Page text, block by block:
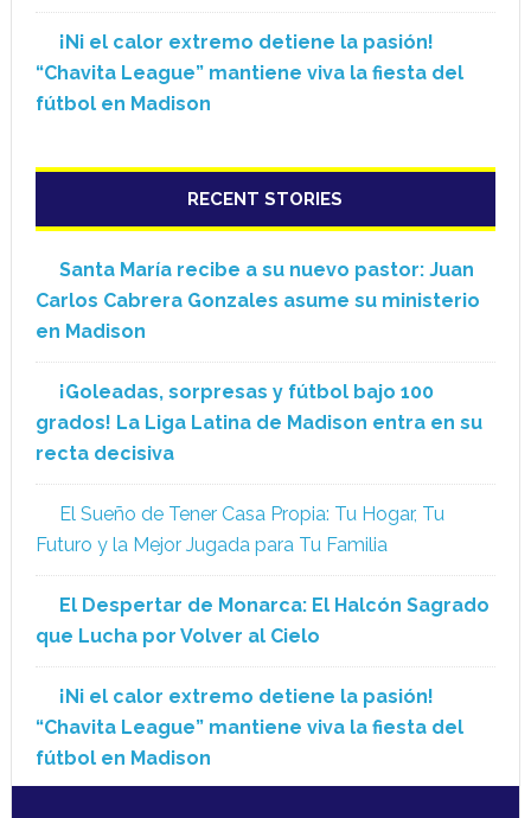
¡Ni el calor extremo detiene la pasión!
“Chavita League” mantiene viva la fiesta del
fútbol en Madison
RECENT STORIES
Santa María recibe a su nuevo pastor: Juan
Carlos Cabrera Gonzales asume su ministerio
en Madison
¡Goleadas, sorpresas y fútbol bajo 100
grados! La Liga Latina de Madison entra en su
recta decisiva
El Sueño de Tener Casa Propia: Tu Hogar, Tu
Futuro y la Mejor Jugada para Tu Familia
El Despertar de Monarca: El Halcón Sagrado
que Lucha por Volver al Cielo
¡Ni el calor extremo detiene la pasión!
“Chavita League” mantiene viva la fiesta del
fútbol en Madison